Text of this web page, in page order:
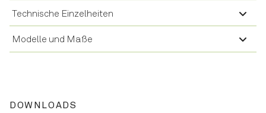
Technische Einzelheiten
Modelle und Maße
DOWNLOADS